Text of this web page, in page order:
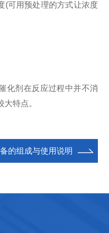
可用预处理的方式让浓度
剂在反应过程中并不消
特点。
的组成与使用说明